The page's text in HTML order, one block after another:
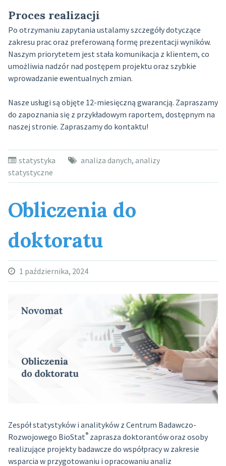
Proces realizacji
Po otrzymaniu zapytania ustalamy szczegóły dotyczące
zakresu prac oraz preferowaną formę prezentacji wyników.
Naszym priorytetem jest stała komunikacja z klientem, co
umożliwia nadzór nad postępem projektu oraz szybkie
wprowadzanie ewentualnych zmian.
Nasze usługi są objęte 12-miesięczną gwarancją. Zapraszamy
do zapoznania się z przykładowym raportem, dostępnym na
naszej stronie. Zapraszamy do kontaktu!
statystyka analiza danych, analizy
statystyczne
Obliczenia do
doktoratu
1 października, 2024
Zespół statystyków i analityków z Centrum Badawczo-
Rozwojowego BioStat®zaprasza doktorantów oraz osoby
realizujące projekty badawcze do współpracy w zakresie
wsparcia w przygotowaniu i opracowaniu analiz